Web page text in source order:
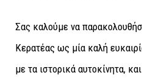
Σας καλούμε να
Κερατέας ως μία καλή
με τα ιστορικά αυτοκίνητα,